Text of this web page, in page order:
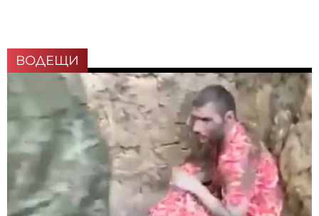
ВОДЕЩИ